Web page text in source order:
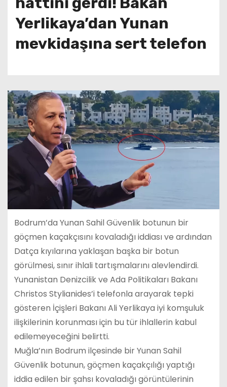
Yerlikaya’dan Yunan
mevkidaşına sert telefon
Bodrum’da Yunan Sahil Güvenlik botunun bir
göçmen kaçakçısını kovaladığı iddiası ve ardından
Datça kıyılarına yaklaşan başka bir botun
görülmesi, sınır ihlali tartışmalarını alevlendirdi.
Yunanistan Denizcilik ve Ada Politikaları Bakanı
Christos Stylianides’i telefonla arayarak tepki
gösteren İçişleri Bakanı Ali Yerlikaya iyi komşuluk
ilişkilerinin korunması için bu tür ihlallerin kabul
edilemeyeceğini belirtti.
Muğla’nın Bodrum ilçesinde bir Yunan Sahil
Güvenlik botunun, göçmen kaçakçılığı yaptığı
iddia edilen bir şahsı kovaladığı görüntülerinin